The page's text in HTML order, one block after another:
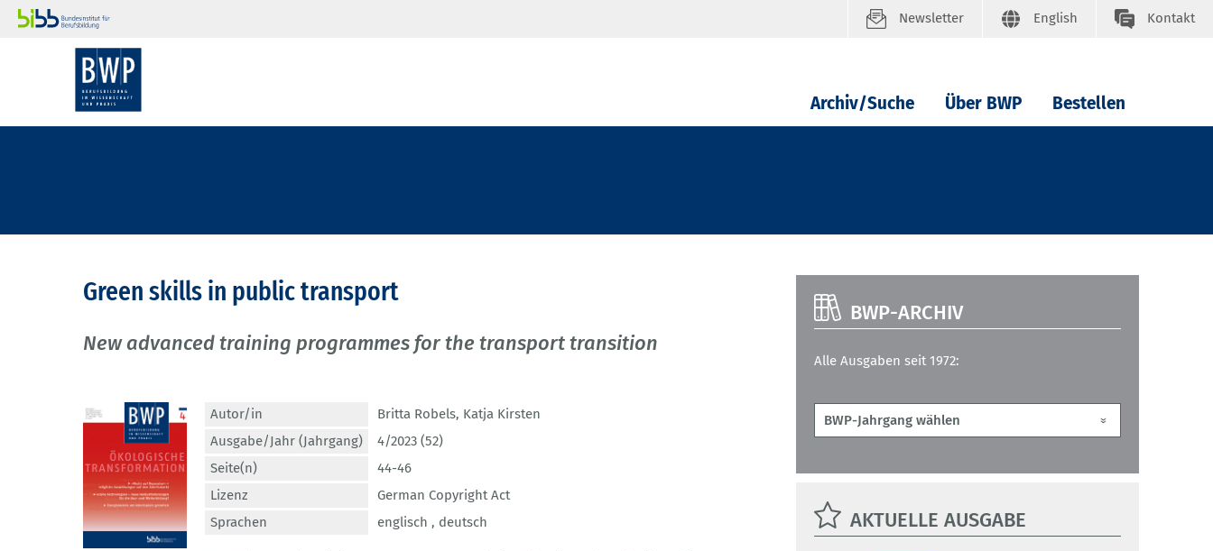
Newsletter English Kontakt
Archiv/Suche Über BWP Bestellen
Green skills in public transport
New advanced training programmes for the transport transition
Autor/in Britta Robels, Katja Kirsten
Ausgabe/Jahr (Jahrgang)
4/2023 (52)
Seite(n)
44-46
Lizenz
German Copyright Act
Sprachen
englisch , deutsch
BWP-ARCHIV
Alle Ausgaben seit 1972:
AKTUELLE AUSGABE